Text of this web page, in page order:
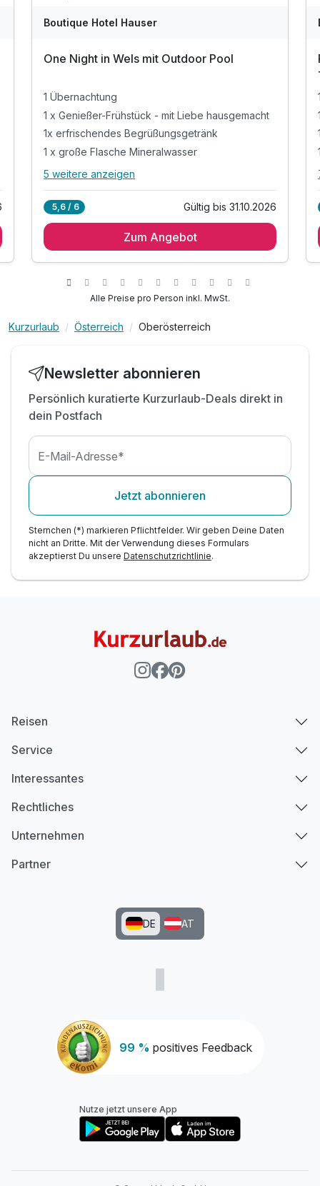
Boutique Hotel Hauser
One Night in Wels mit Outdoor Pool
1 Übernachtung
1 x Genießer-Frühstück - mit Liebe hausgemacht
1x erfrischendes Begrüßungsgetränk
1 x große Flasche Mineralwasser
Alle Inklusivleistungen
1 x Genießer-Frühstück - mit Liebe hausgemacht
inkl. Outdoor Pool auf der Rooftop-Terrasse
inkl. Sauna, Sanarium und Fitnessraum
inkl. W-LAN Nutzung im Hotel & Zimmer
5 weitere anzeigen
5,6 / 6 Gültig bis 31.10.2026
Zum Angebot
Alle Preise pro Person inkl. MwSt.
Kurzurlaub Österreich Oberösterreich
Newsletter abonnieren
Persönlich kuratierte Kurzurlaub-Deals direkt in
dein Postfach
E-Mail-Adresse*
Jetzt abonnieren
Sternchen (*) markieren Pflichtfelder. Wir geben Deine Daten
nicht an Dritte. Mit der Verwendung dieses Formulars
akzeptierst Du unsere Datenschutzrichtlinie.
99 % positives Feedback
Reisen
Service
Interessantes
Rechtliches
Unternehmen
Partner
DE AT
Nutze jetzt unsere App